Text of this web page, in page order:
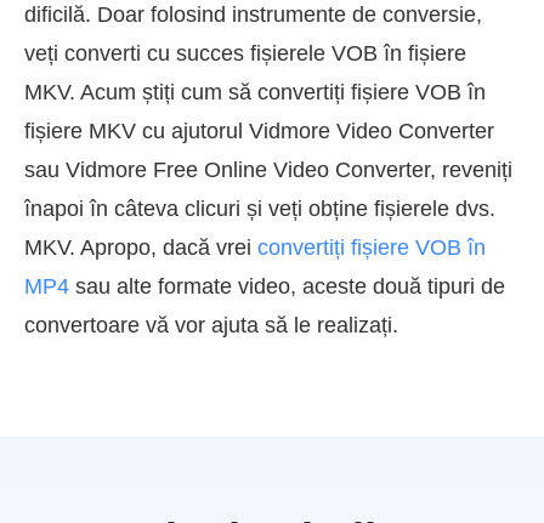
dificilă. Doar folosind instrumente de conversie,
veți converti cu succes fișierele VOB în fișiere
MKV. Acum știți cum să convertiți fișiere VOB în
fișiere MKV cu ajutorul Vidmore Video Converter
sau Vidmore Free Online Video Converter, reveniți
înapoi în câteva clicuri și veți obține fișierele dvs.
MKV. Apropo, dacă vrei convertiți fișiere VOB în
MP4 sau alte formate video, aceste două tipuri de
convertoare vă vor ajuta să le realizați.